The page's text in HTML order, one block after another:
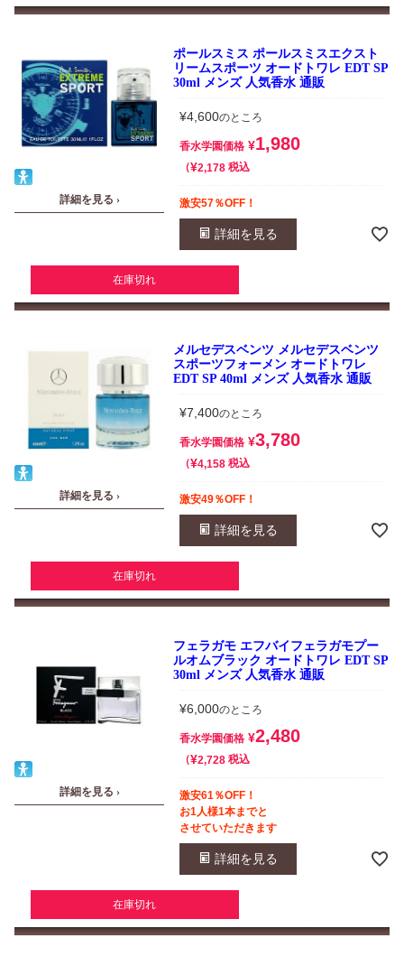
詳細を見る ›
ポールスミス ポールスミスエクスト
リームスポーツ オードトワレ EDT SP
30ml メンズ 人気香水 通販
¥4,600のところ
香水学園価格 ¥1,980
¥2,178 税込
激安57％OFF！
詳細を見る
在庫切れ
詳細を見る ›
メルセデスベンツ メルセデスベンツ
スポーツフォーメン オードトワレ
EDT SP 40ml メンズ 人気香水 通販
¥7,400のところ
香水学園価格 ¥3,780
¥4,158 税込
激安49％OFF！
詳細を見る
在庫切れ
詳細を見る ›
フェラガモ エフバイフェラガモプー
ルオムブラック オードトワレ EDT SP
30ml メンズ 人気香水 通販
¥6,000のところ
香水学園価格 ¥2,480
¥2,728 税込
激安61％OFF！
お1人様1本までと
させていただきます
詳細を見る
在庫切れ